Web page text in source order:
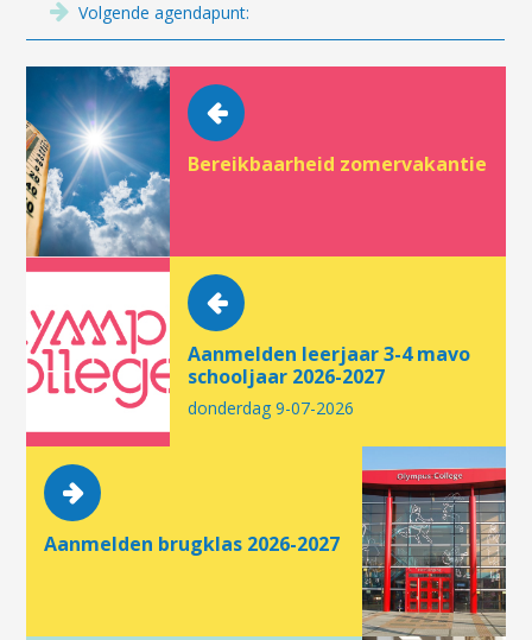
Volgende agendapunt:
Bereikbaarheid zomervakantie
Aanmelden leerjaar 3-4 mavo
schooljaar 2026-2027
donderdag 9-07-2026
Aanmelden brugklas 2026-2027